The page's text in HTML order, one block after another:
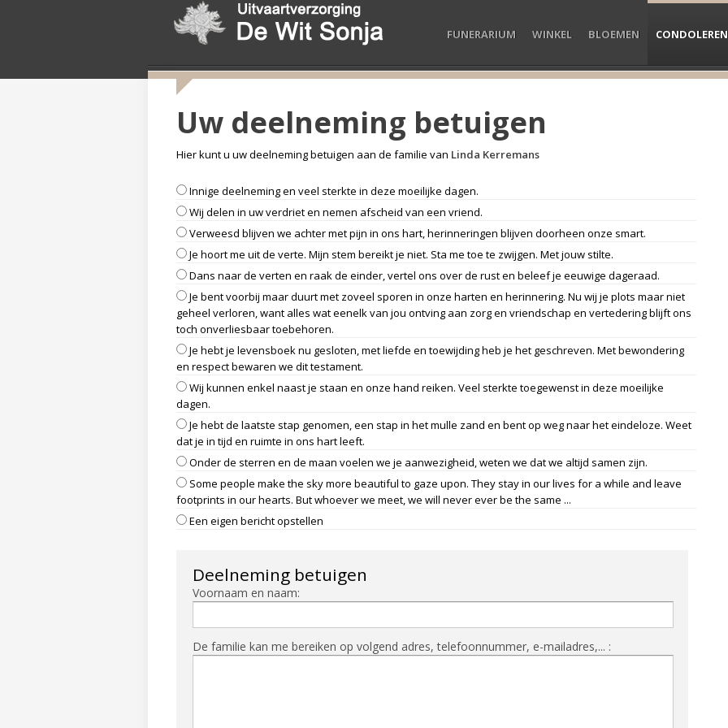
FUNERARIUM WINKEL BLOEMEN CONDOLEREN
Uw deelneming betuigen
Hier kunt u uw deelneming betuigen aan de familie van Linda Kerremans
Innige deelneming en veel sterkte in deze moeilijke dagen.
Wij delen in uw verdriet en nemen afscheid van een vriend.
Verweesd blijven we achter met pijn in ons hart, herinneringen blijven doorheen onze smart.
Je hoort me uit de verte. Mijn stem bereikt je niet. Sta me toe te zwijgen. Met jouw stilte.
Dans naar de verten en raak de einder, vertel ons over de rust en beleef je eeuwige dageraad.
Je bent voorbij maar duurt met zoveel sporen in onze harten en herinnering. Nu wij je plots maar niet
geheel verloren, want alles wat eenelk van jou ontving aan zorg en vriendschap en vertedering blijft ons
toch onverliesbaar toebehoren.
Je hebt je levensboek nu gesloten, met liefde en toewijding heb je het geschreven. Met bewondering
en respect bewaren we dit testament.
Wij kunnen enkel naast je staan en onze hand reiken. Veel sterkte toegewenst in deze moeilijke
dagen.
Je hebt de laatste stap genomen, een stap in het mulle zand en bent op weg naar het eindeloze. Weet
dat je in tijd en ruimte in ons hart leeft.
Onder de sterren en de maan voelen we je aanwezigheid, weten we dat we altijd samen zijn.
Some people make the sky more beautiful to gaze upon. They stay in our lives for a while and leave
footprints in our hearts. But whoever we meet, we will never ever be the same ...
Een eigen bericht opstellen
Deelneming betuigen
Voornaam en naam:
De familie kan me bereiken op volgend adres, telefoonnummer, e-mailadres,... :